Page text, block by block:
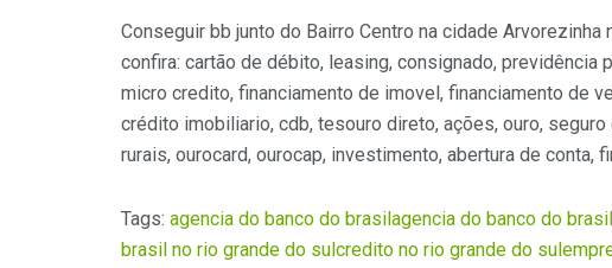
Conseguir bb junto do Bairro Centro na cidade
confira: cartão de débito, leasing, consignado, previdência
micro credito, financiamento de imovel, financiamento de
crédito imobiliario, cdb, tesouro direto, ações, ouro,
rurais, ourocard, ourocap, investimento, abertura de conta,
Tags: agencia do banco do brasil agencia do banco do
brasil no rio grande do sul credito no rio grande do sul